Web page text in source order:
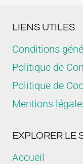
LIENS UTILES
Conditions
Politique de
Politique de
Mentions
EXPLORER LE
Accueil